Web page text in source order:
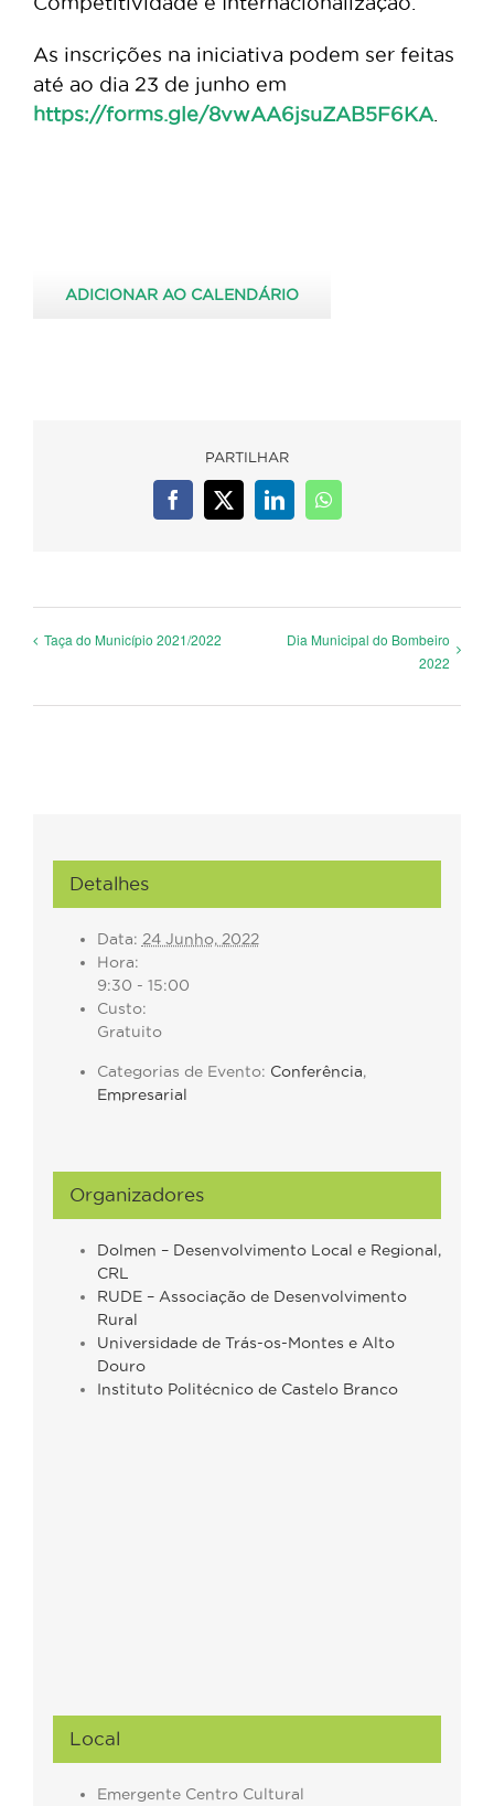
As inscrições na iniciativa podem ser feitas
até ao dia 23 de junho em
https://forms.gle/8vwAA6jsuZAB5F6KA
ADICIONAR AO CALENDÁRIO
PARTILHAR
Facebook
X LinkedInWhatsApp
Taça do Município 2021/2022
Dia Municipal do Bombeiro
2022
Detalhes
Data: 24 Junho, 2022
Hora:
9:30 - 15:00
Custo:
Gratuito
Categorias de Evento: Conferência,
Empresarial
Organizadores
Dolmen – Desenvolvimento Local e Regional,
CRL
RUDE – Associação de Desenvolvimento
Rural
Universidade de Trás-os-Montes e Alto
Douro
Instituto Politécnico de Castelo Branco
Local
Emergente Centro Cultural